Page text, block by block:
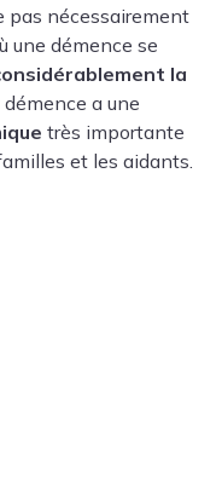
pas nécessairement
une démence se
la
démence a une
très importante
et les aidants.